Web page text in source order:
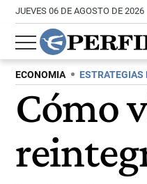
JUEVES 06 DE AGOSTO DE 2026
ECONOMIA ESTRATEGIAS
Cómo